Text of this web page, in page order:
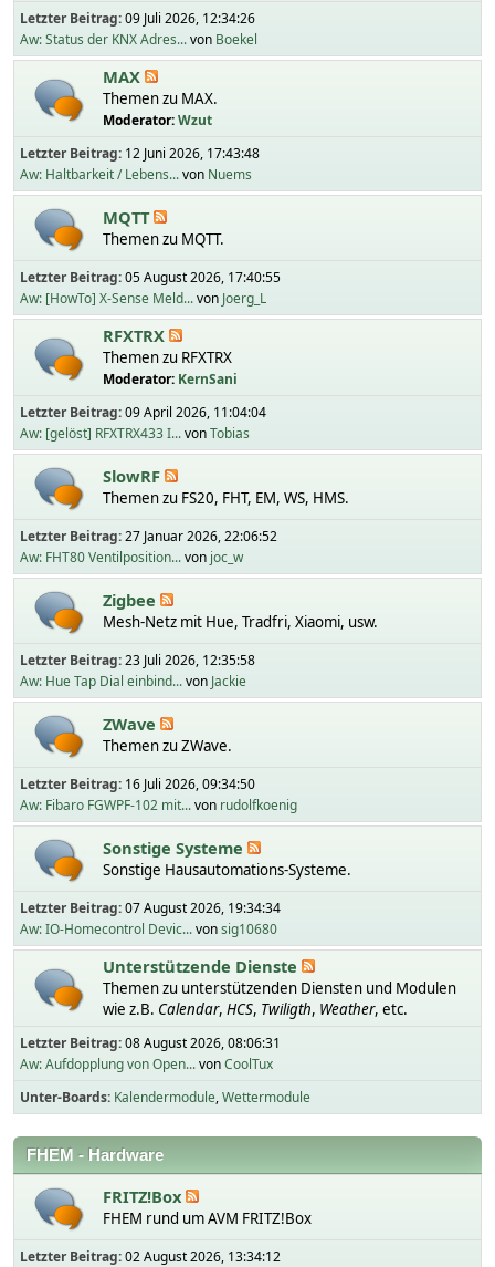
Letzter Beitrag:09 Juli 2026, 12:34:26
Aw: Status der KNX Adres...von Boekel
MAX
Themen zu MAX.
Moderator:Wzut
Letzter Beitrag: 12 Juni 2026, 17:43:48
Aw: Haltbarkeit / Lebens...von Nuems
MQTT
Themen zu MQTT.
Letzter Beitrag:05 August 2026, 17:40:55
Aw: [HowTo] X-Sense Meld...von Joerg_L
RFXTRX
Themen zu RFXTRX
Moderator: KernSani
Letzter Beitrag:09 April 2026, 11:04:04
Aw: [gelöst] RFXTRX433 I...vonTobias
SlowRF
Themen zu FS20, FHT, EM, WS, HMS.
Letzter Beitrag:27 Januar 2026, 22:06:52
Aw: FHT80 Ventilposition...von joc_w
Zigbee
Mesh-Netz mit Hue, Tradfri, Xiaomi, usw.
Letzter Beitrag:23 Juli 2026, 12:35:58
Aw: Hue Tap Dial einbind...von Jackie
ZWave
Themen zu ZWave.
Letzter Beitrag: 16 Juli 2026, 09:34:50
Aw: Fibaro FGWPF-102 mit...von rudolfkoenig
Sonstige Systeme
Sonstige Hausautomations-Systeme.
Letzter Beitrag:07 August 2026, 19:34:34
Aw: IO-Homecontrol Devic...vonsig10680
Unterstützende Dienste
Themen zu unterstützenden Diensten und Modulen
wie z.B. Calendar, HCS, Twiligth, Weather, etc.
Letzter Beitrag:08 August 2026, 08:06:31
Aw: Aufdopplung von Open...vonCoolTux
Unter-Boards Kalendermodule Wettermodule
FHEM - Hardware
FRITZ!Box
FHEM rund um AVM FRITZ!Box
Letzter Beitrag:02 August 2026, 13:34:12